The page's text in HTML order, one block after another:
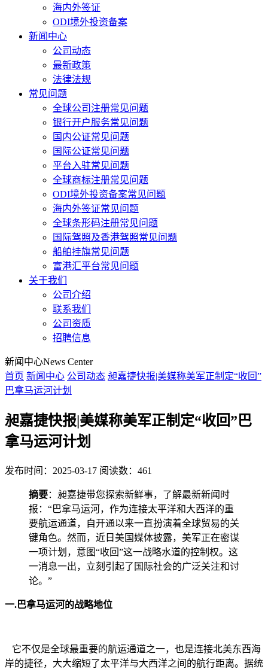
海内外签证
ODI境外投资备案
新闻中心
公司动态
最新政策
法律法规
常见问题
全球公司注册常见问题
银行开户服务常见问题
国内公证常见问题
国际公证常见问题
平台入驻常见问题
全球商标注册常见问题
ODI境外投资备案常见问题
海内外签证常见问题
全球条形码注册常见问题
国际驾照及香港驾照常见问题
船舶挂旗常见问题
富港汇平台常见问题
关于我们
公司介绍
联系我们
公司资质
招聘信息
新闻中心News Center
首页 新闻中心 公司动态 昶嘉捷快报|美媒称美军正制定“收回”
巴拿马运河计划
昶嘉捷快报|美媒称美军正制定“收回”巴
拿马运河计划
发布时间：2025-03-17 阅读数：461
摘要：昶嘉捷带您探索新鲜事，了解最新新闻时
报：“巴拿马运河，作为连接太平洋和大西洋的重
要航运通道，自开通以来一直扮演着全球贸易的关
键角色。然而，近日美国媒体披露，美军正在密谋
一项计划，意图“收回”这一战略水道的控制权。这
一消息一出，立刻引起了国际社会的广泛关注和讨
论。”
一.巴拿马运河的战略地位
它不仅是全球最重要的航运通道之一，也是连接北美东西海
岸的捷径，大大缩短了太平洋与大西洋之间的航行距离。据统